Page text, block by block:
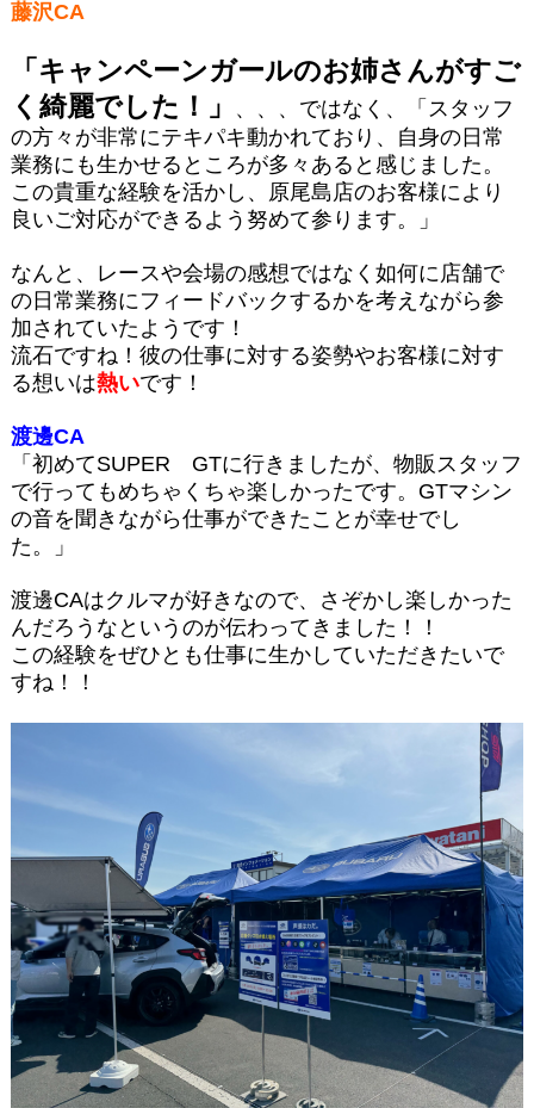
藤沢CA
「キャンペーンガールのお姉さんがすご
く綺麗でした！」
、、、ではなく、
「スタッフ
の方々が非常にテキパキ動かれており、自身の日常
業務にも生かせるところが多々あると感じました。
この貴重な経験を活かし、原尾島店のお客様により
良いご対応ができるよう努めて参ります。」
なんと、レースや会場の感想ではなく如何に店舗で
の日常業務にフィードバックするかを考えながら参
加されていたようです！
流石ですね！彼の仕事に対する姿勢やお客様に対す
る想いは熱いです！
渡邊CA
「初めてSUPER GTに行きましたが、物販スタッフ
で行ってもめちゃくちゃ楽しかったです。GTマシン
の音を聞きながら仕事ができたことが幸せでし
た。」
渡邊CAはクルマが好きなので、さぞかし楽しかった
んだろうなというのが伝わってきました！！
この経験をぜひとも仕事に生かしていただきたいで
すね！！